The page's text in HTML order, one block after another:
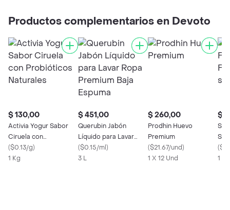
Productos complementarios en Devoto
$ 130,00
Activia Yogur Sabor
Ciruela con
Probióticos Naturales
($0.13/g)
1 Kg
$ 451,00
Querubin Jabón
Líquido para Lavar
Ropa Premium Baja
Espuma
($0.15/ml)
3 L
$ 260,00
Prodhin Huevo
Premium
($21.67/und)
1 X 12 Und
$
(
1 X